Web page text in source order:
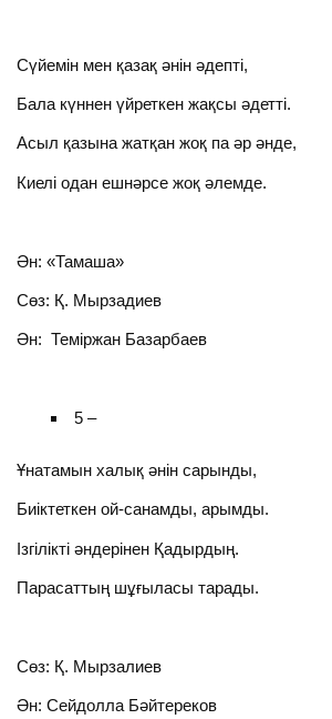
Сүйемін мен қазақ әнін әдепті,
Бала күннен үйреткен жақсы әдетті.
Асыл қазына жатқан жоқ па әр әнде,
Киелі одан ешнәрсе жоқ әлемде.
Ән: «Тамаша»
Сөз: Қ. Мырзадиев
Ән: Теміржан Базарбаев
5 –
Ұнатамын халық әнін сарынды,
Биіктеткен ой-санамды, арымды.
Ізгілікті әндерінен Қадырдың.
Парасаттың шұғыласы тарады.
Сөз: Қ. Мырзалиев
Ән: Сейдолла Бәйтереков